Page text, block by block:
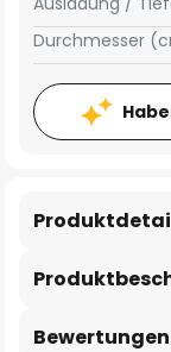
Durchmesser
Bewertungen